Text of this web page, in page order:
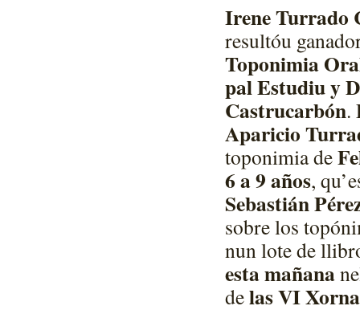
Irene Turrado
resultóu
Toponimia
pal Estudiu y
Castrucarbón.
Aparicio
toponimia de
6 a 9 años,
Sebastián
sobre los
nun lote de
esta mañana
delas VI